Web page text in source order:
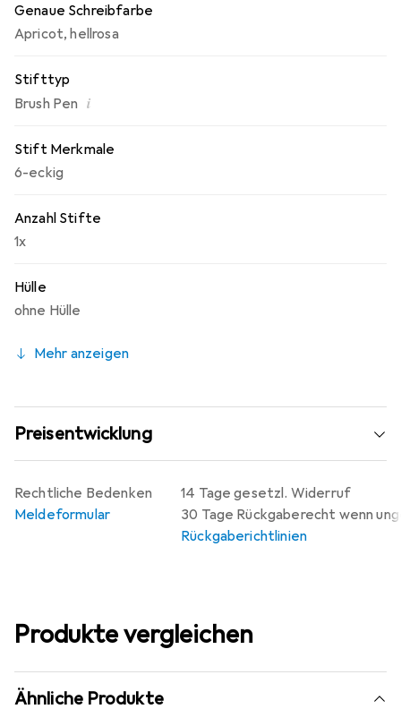
Genaue Schreibfarbe
Apricot,hellrosa
Stifttyp
Brush Pen i
Stift Merkmale
6-eckig
Anzahl Stifte
1x
Hülle
ohne Hülle
Mehr anzeigen
Preisentwicklung
14 Tage gesetzl. Widerruf
30 Tage Rückgaberecht wenn
Rückgaberichtlinien
Rechtliche Bedenken
Meldeformular
Produkte vergleichen
Ähnliche Produkte